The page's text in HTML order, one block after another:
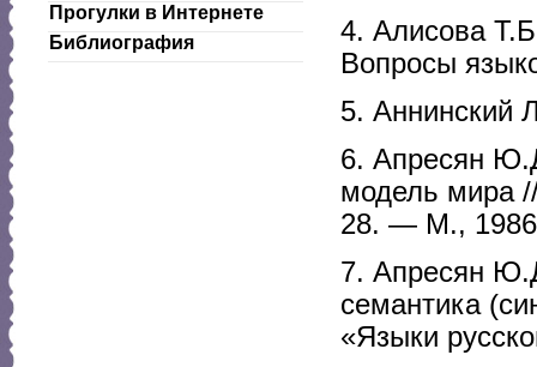
Прогулки в Интернете
Библиография
4. Алисова
Вопросы
5. Аннинский
6. Апресян
модель мира
28. — М.,
7. Апресян
семантика
«Языки